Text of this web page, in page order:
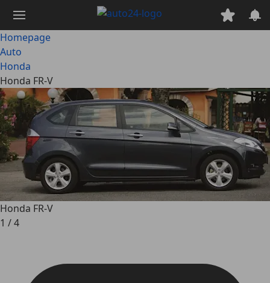
naar
hoofdinhoud
Homepage
Auto
Honda
Honda FR-V
Honda FR-V
1 /4